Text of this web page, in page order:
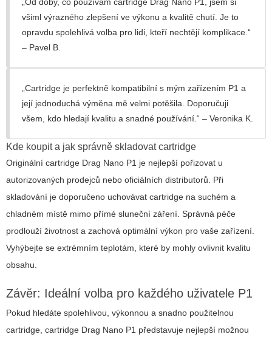
„Od doby, co používám cartridge Drag Nano P1, jsem si
všiml výrazného zlepšení ve výkonu a kvalitě chutí. Je to
opravdu spolehlivá volba pro lidi, kteří nechtějí komplikace.“
– Pavel B.
„Cartridge je perfektně kompatibilní s mým zařízením P1 a
její jednoduchá výměna mě velmi potěšila. Doporučuji
všem, kdo hledají kvalitu a snadné používání.“ – Veronika K.
Kde koupit a jak správně skladovat cartridge
Originální cartridge Drag Nano P1 je nejlepší pořizovat u
autorizovaných prodejců nebo oficiálních distributorů. Při
skladování je doporučeno uchovávat cartridge na suchém a
chladném místě mimo přímé sluneční záření. Správná péče
prodlouží životnost a zachová optimální výkon pro vaše zařízení.
Vyhýbejte se extrémním teplotám, které by mohly ovlivnit kvalitu
obsahu.
Závěr: Ideální volba pro každého uživatele P1
Pokud hledáte spolehlivou, výkonnou a snadno použitelnou
cartridge, cartridge Drag Nano P1 představuje nejlepší možnou